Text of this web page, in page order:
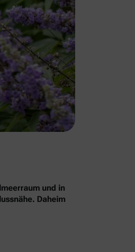
und in
Daheim